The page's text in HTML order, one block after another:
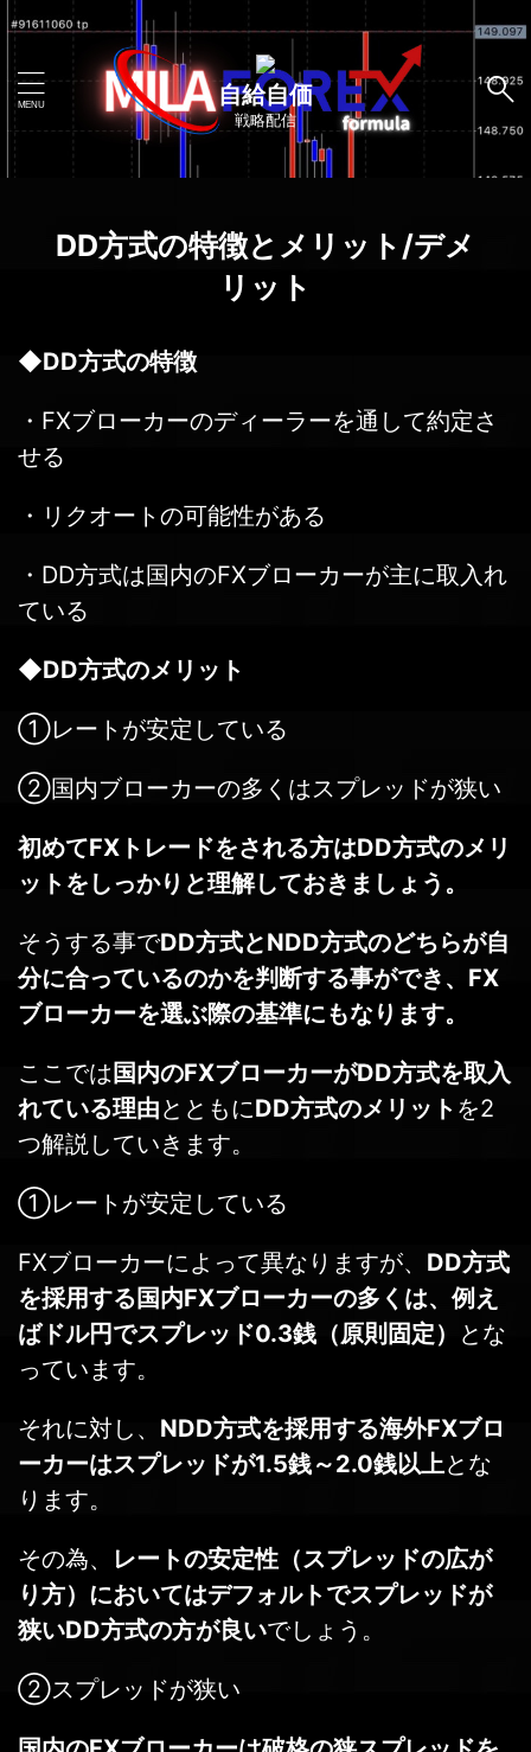
自給自価
戦略配信
DD方式の特徴とメリット/デメ
リット
◆DD方式の特徴
・FXブローカーのディーラーを通して約定さ
せる
・リクオートの可能性がある
・DD方式は国内のFXブローカーが主に取入れ
ている
◆DD方式のメリット
①レートが安定している
②国内ブローカーの多くはスプレッドが狭い
初めてFXトレードをされる方はDD方式のメリ
ットをしっかりと理解しておきましょう。
そうする事でDD方式とNDD方式のどちらが自
分に合っているのかを判断する事ができ、FX
ブローカーを選ぶ際の基準にもなります。
ここでは国内のFXブローカーがDD方式を取入
れている理由とともにDD方式のメリット を2
つ解説していきます。
①レートが安定している
FXブローカーによって異なりますが、 DD方式
を採用する国内FXブローカーの多くは、例え
ばドル円でスプレッド0.3銭（原則固定）
とな
っています。
それに対し、 NDD方式を採用する海外FXブロ
ーカーはスプレッドが1.5銭～2.0銭以上とな
ります。
その為、
レートの安定性（スプレッドの広が
り方）においてはデフォルトでスプレッドが
狭いDD方式の方が良いでしょう。
②スプレッドが狭い